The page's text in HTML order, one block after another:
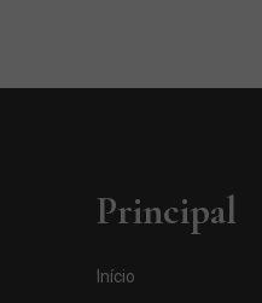
Principal
Início